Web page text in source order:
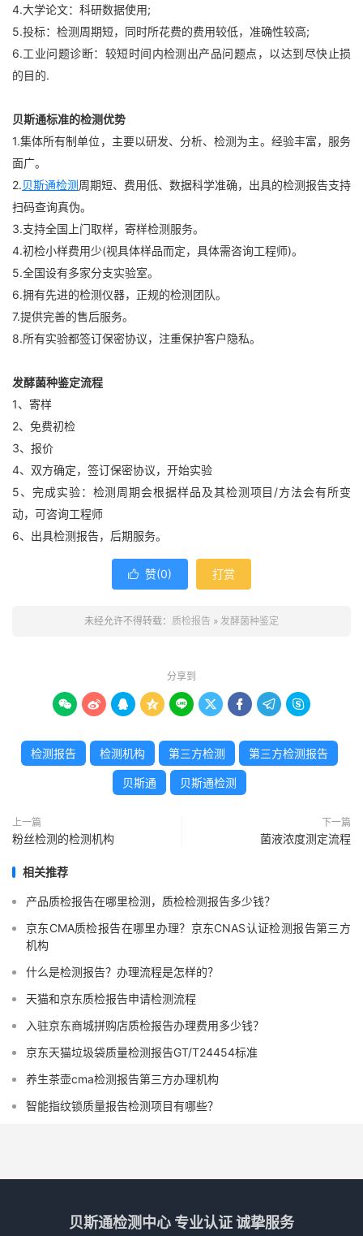
4.大学论文：科研数据使用;
5.投标：检测周期短，同时所花费的费用较低，准确性较高;
6.工业问题诊断：较短时间内检测出产品问题点，以达到尽快止损
的目的.
贝斯通标准的检测优势
1.集体所有制单位，主要以研发、分析、检测为主。经验丰富，服务
面广。
2.贝斯通检测周期短、费用低、数据科学准确，出具的检测报告支持
扫码查询真伪。
3.支持全国上门取样，寄样检测服务。
4.初检小样费用少(视具体样品而定，具体需咨询工程师)。
5.全国设有多家分支实验室。
6.拥有先进的检测仪器，正规的检测团队。
7.提供完善的售后服务。
8.所有实验都签订保密协议，注重保护客户隐私。
发酵菌种鉴定流程
1、寄样
2、免费初检
3、报价
4、双方确定，签订保密协议，开始实验
5、完成实验：检测周期会根据样品及其检测项目/方法会有所变
动，可咨询工程师
6、出具检测报告，后期服务。
 赞(0) 打赏
未经允许不得转载： 质检报告 » 发酵菌种鉴定
分享到
        
检测报告 检测机构 第三方检测 第三方检测报告
贝斯通 贝斯通检测
上一篇
粉丝检测的检测机构
下一篇
菌液浓度测定流程
相关推荐
产品质检报告在哪里检测，质检检测报告多少钱？
京东CMA质检报告在哪里办理？京东CNAS认证检测报告第三方
机构
什么是检测报告？办理流程是怎样的？
天猫和京东质检报告申请检测流程
入驻京东商城拼购店质检报告办理费用多少钱？
京东天猫垃圾袋质量检测报告GT/T24454标准
养生茶壶cma检测报告第三方办理机构
智能指纹锁质量报告检测项目有哪些？
贝斯通检测中心 专业认证 诚挚服务